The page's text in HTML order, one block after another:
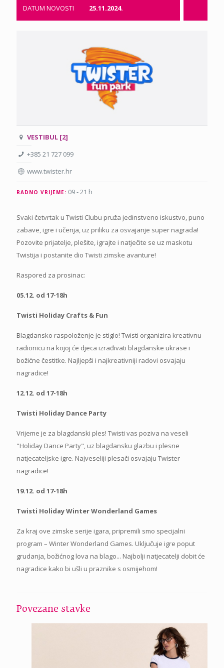
DATUM NOVOSTI 25.11.2024.
VESTIBUL [2]
+385 21 727 099
www.twister.hr
RADNO VRIJEME: 09 - 21 h
Svaki četvrtak u Twisti Clubu pruža jedinstveno iskustvo, puno
zabave, igre i učenja, uz priliku za osvajanje super nagrada!
Pozovite prijatelje, plešite, igrajte i natječite se uz maskotu
Twistija i postanite dio Twisti zimske avanture!
Raspored za prosinac:
05.12. od 17-18h
Twisti Holiday Crafts & Fun
Blagdansko raspoloženje je stiglo! Twisti organizira kreativnu
radionicu na kojoj će djeca izrađivati blagdanske ukrase i
božićne čestitke. Najljepši i najkreativniji radovi osvajaju
nagradice!
12.12. od 17-18h
Twisti Holiday Dance Party
Vrijeme je za blagdanski ples! Twisti vas poziva na veseli
"Holiday Dance Party", uz blagdansku glazbu i plesne
natjecateljske igre. Najveseliji plesači osvajaju Twister
nagradice!
19.12. od 17-18h
Twisti Holiday Winter Wonderland Games
Za kraj ove zimske serije igara, pripremili smo specijalni
program – Winter Wonderland Games. Uključuje igre poput
grudanja, božićnog lova na blago... Najbolji natjecatelji dobit će
nagradice kako bi ušli u praznike s osmijehom!
Povezane stavke